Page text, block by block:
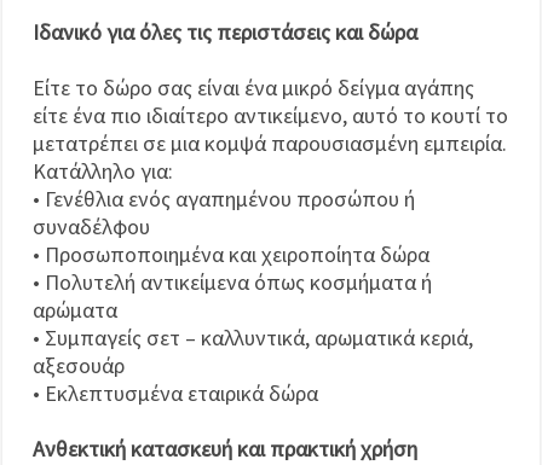
Ιδανικό για όλες τις περιστάσεις και δώρα
Είτε το δώρο σας είναι ένα μικρό δείγμα αγάπης
είτε ένα πιο ιδιαίτερο αντικείμενο, αυτό το κουτί το
μετατρέπει σε μια κομψά παρουσιασμένη εμπειρία.
Κατάλληλο για:
• Γενέθλια ενός αγαπημένου προσώπου ή
συναδέλφου
• Προσωποποιημένα και χειροποίητα δώρα
• Πολυτελή αντικείμενα όπως κοσμήματα ή
αρώματα
• Συμπαγείς σετ – καλλυντικά, αρωματικά κεριά,
αξεσουάρ
• Εκλεπτυσμένα εταιρικά δώρα
Ανθεκτική κατασκευή και πρακτική χρήση